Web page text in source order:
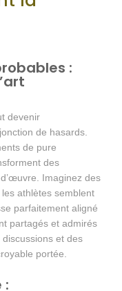
:
devenir
de hasards.
de pure
des
Imaginez des
athlètes semblent
parfaitement aligné
partagés et admirés
et des
portée.
: